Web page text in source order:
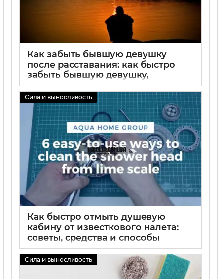
Как забыть бывшую девушку
после расставания: как быстро
забыть бывшую девушку,
практические советы и шаги к
эмоциональному восстановлению
02 09 2025 0
Сила и выносливость
Как быстро отмыть душевую
кабину от известкового налета:
советы, средства и способы
очистки душевой
02 09 2025 0
Сила и выносливость